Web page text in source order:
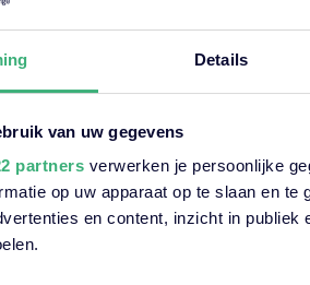
Details
van uw gegevens
partners verwerken je persoonlijke
op uw apparaat op te slaan en
en content, inzicht in
voor het afronden van de
volgt bij Kader. Houd onze